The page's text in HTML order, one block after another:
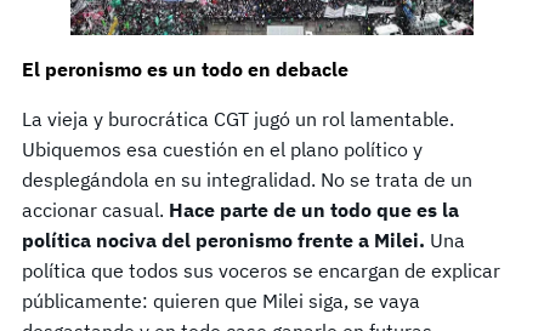
El peronismo es un todo en debacle
La vieja y burocrática CGT jugó un rol lamentable.
Ubiquemos esa cuestión en el plano político y
desplegándola en su integralidad. No se trata de un
accionar casual. Hace parte de un todo que es la
política nociva del peronismo frente a Milei. Una
política que todos sus voceros se encargan de explicar
públicamente: quieren que Milei siga, se vaya